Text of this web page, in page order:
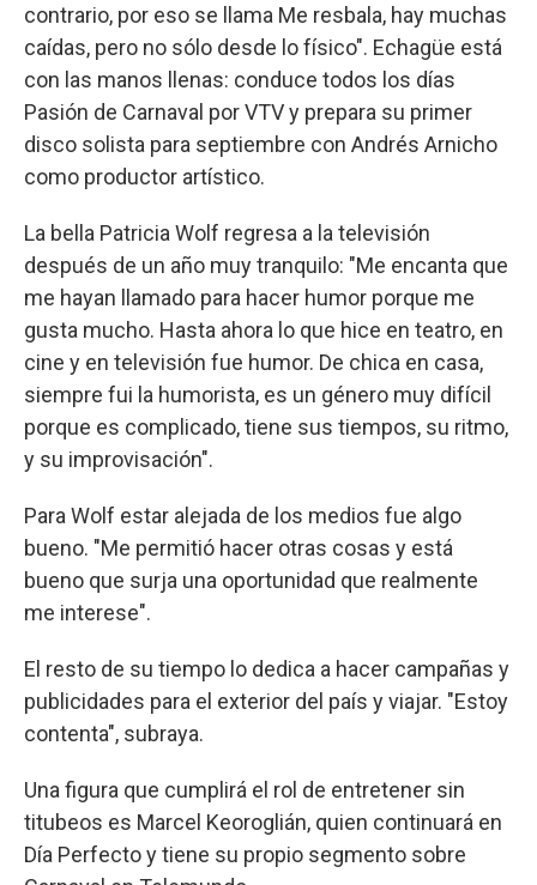
contrario, por eso se llama Me resbala, hay muchas
caídas, pero no sólo desde lo físico". Echagüe está
con las manos llenas: conduce todos los días
Pasión de Carnaval por VTV y prepara su primer
disco solista para septiembre con Andrés Arnicho
como productor artístico.
La bella Patricia Wolf regresa a la televisión
después de un año muy tranquilo: "Me encanta que
me hayan llamado para hacer humor porque me
gusta mucho. Hasta ahora lo que hice en teatro, en
cine y en televisión fue humor. De chica en casa,
siempre fui la humorista, es un género muy difícil
porque es complicado, tiene sus tiempos, su ritmo,
y su improvisación".
Para Wolf estar alejada de los medios fue algo
bueno. "Me permitió hacer otras cosas y está
bueno que surja una oportunidad que realmente
me interese".
El resto de su tiempo lo dedica a hacer campañas y
publicidades para el exterior del país y viajar. "Estoy
contenta", subraya.
Una figura que cumplirá el rol de entretener sin
titubeos es Marcel Keoroglián, quien continuará en
Día Perfecto y tiene su propio segmento sobre